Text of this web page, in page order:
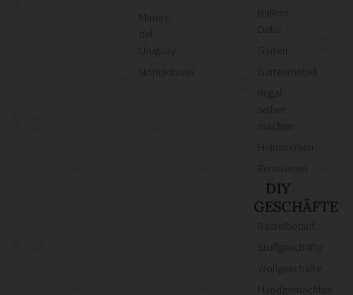
Manos
Uruguay
Nomadnoss
Deko
Garten
Gartenmöbel
Regal
Heimwerken
DIY
GESCHÄFTE
Bastelbedarf
Stoffgeschäfte
Wollgeschäfte
Handgemachtes